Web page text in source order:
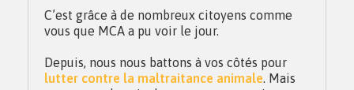
C’est grâce à de nombreux citoyens comme
vous que MCA a pu voir le jour.
Depuis, nous nous battons à vos côtés pour
lutter contre la maltraitance animale. Mais